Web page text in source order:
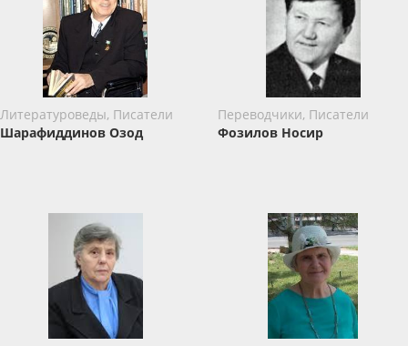
Литературоведы, Писатели
Шарафиддинов Озод
Переводчики, Писатели
Фозилов Носир